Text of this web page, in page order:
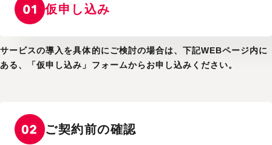
仮申し込み
サービスの導入を具体的にご検討の場合は、下記WEBページ内に
ある、「仮申し込み」フォームからお申し込みください。
ご契約前の確認